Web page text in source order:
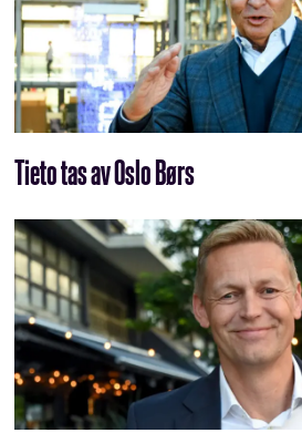
Tieto tas av Oslo Børs